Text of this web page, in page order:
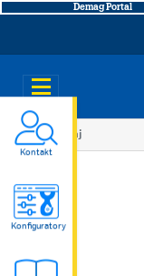
Demag Portal
You
here
Szukaj
Kontakt
Konfiguratory